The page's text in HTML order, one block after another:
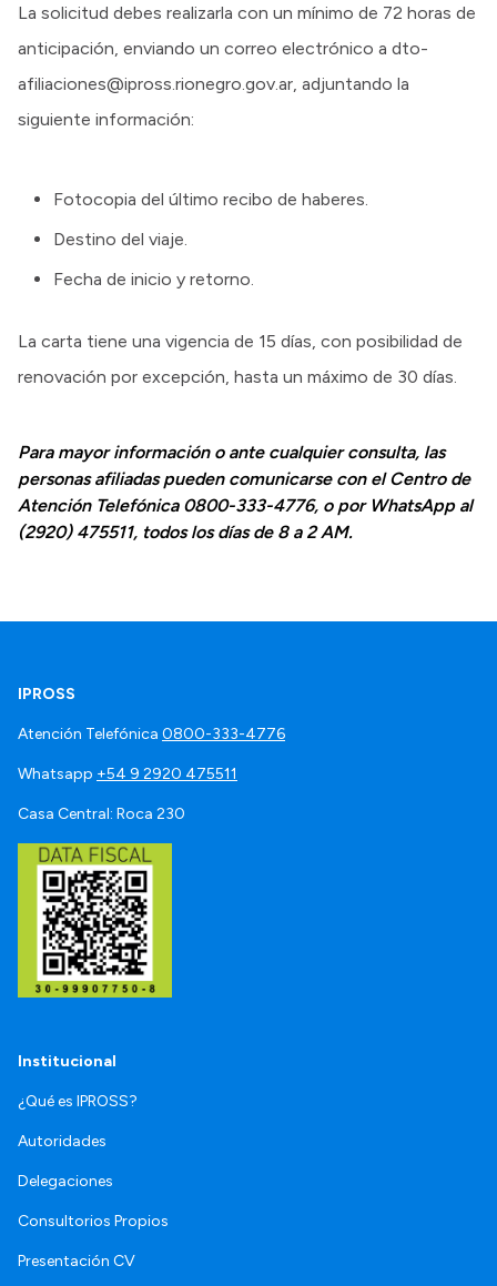
La solicitud debes realizarla con un mínimo de 72 horas de
anticipación, enviando un correo electrónico a dto-
afiliaciones@ipross.rionegro.gov.ar, adjuntando la
siguiente información:
Fotocopia del último recibo de haberes.
Destino del viaje.
Fecha de inicio y retorno.
La carta tiene una vigencia de 15 días, con posibilidad de
renovación por excepción, hasta un máximo de 30 días.
Para mayor información o ante cualquier consulta, las
personas afiliadas pueden comunicarse con el Centro de
Atención Telefónica 0800-333-4776, o por WhatsApp al
(2920) 475511, todos los días de 8 a 2 AM.
IPROSS
Atención Telefónica 0800-333-4776
Whatsapp +54 9 2920 475511
Casa Central: Roca 230
Institucional
¿Qué es IPROSS?
Autoridades
Delegaciones
Consultorios Propios
Presentación CV